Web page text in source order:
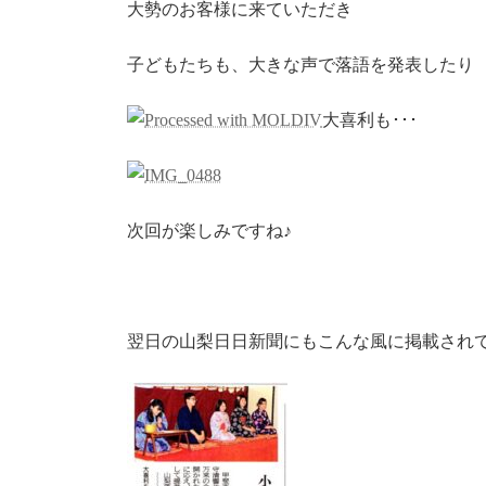
大勢のお客様に来ていただき
子どもたちも、大きな声で落語を発表したり
大喜利も･･･
次回が楽しみですね♪
翌日の山梨日日新聞にもこんな風に掲載され